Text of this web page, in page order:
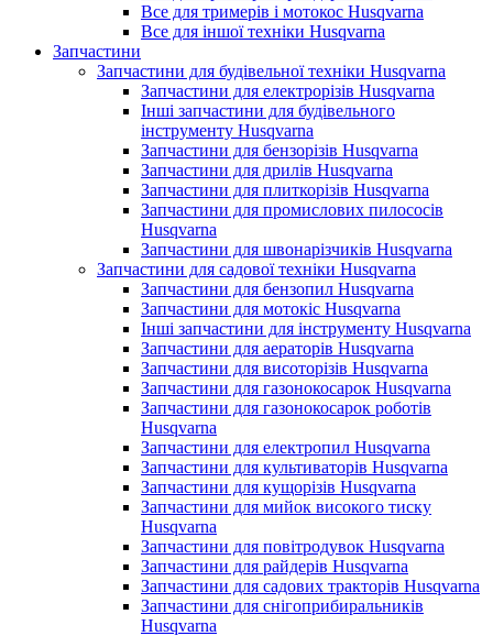
Все для тримерів і мотокос Husqvarna
Все для іншої техніки Husqvarna
Запчастини
Запчастини для будівельної техніки Husqvarna
Запчастини для електрорізів Husqvarna
Інші запчастини для будівельного
інструменту Husqvarna
Запчастини для бензорізів Husqvarna
Запчастини для дрилів Husqvarna
Запчастини для плиткорізів Husqvarna
Запчастини для промислових пилососів
Husqvarna
Запчастини для швонарізчиків Husqvarna
Запчастини для садової техніки Husqvarna
Запчастини для бензопил Husqvarna
Запчастини для мотокіс Husqvarna
Інші запчастини для інструменту Husqvarna
Запчастини для аераторів Husqvarna
Запчастини для висоторізів Husqvarna
Запчастини для газонокосарок Husqvarna
Запчастини для газонокосарок роботів
Husqvarna
Запчастини для електропил Husqvarna
Запчастини для культиваторів Husqvarna
Запчастини для кущорізів Husqvarna
Запчастини для мийок високого тиску
Husqvarna
Запчастини для повітродувок Husqvarna
Запчастини для райдерів Husqvarna
Запчастини для садових тракторів Husqvarna
Запчастини для снігоприбиральників
Husqvarna